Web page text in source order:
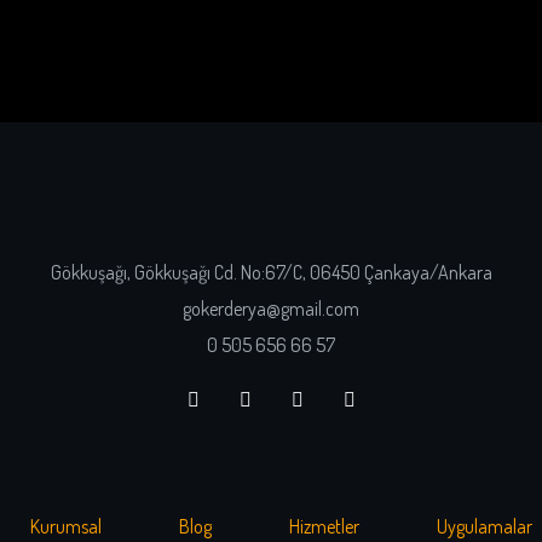
Gökkuşağı, Gökkuşağı Cd. No:67/C, 06450 Çankaya/Ankara
gokerderya@gmail.com
0 505 656 66 57
Kurumsal Blog Hizmetler Uygulamalar